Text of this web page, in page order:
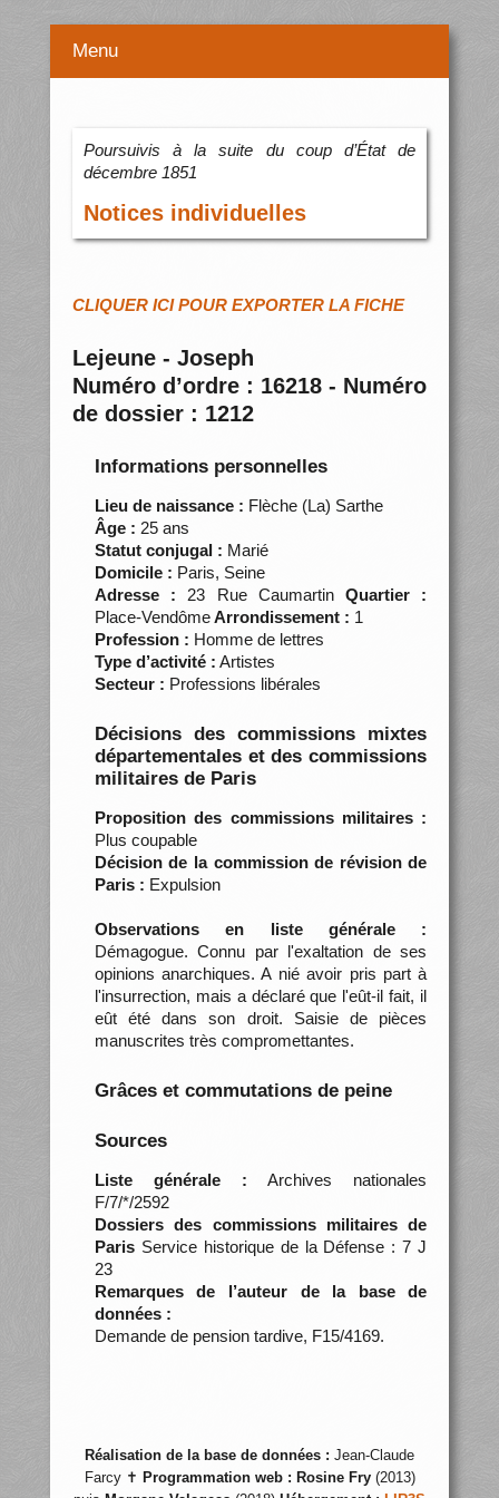
Menu
Poursuivis à la suite du coup d’État de
décembre 1851
Notices individuelles
CLIQUER ICI POUR EXPORTER LA FICHE
Lejeune - Joseph
Numéro d’ordre : 16218 - Numéro
de dossier : 1212
Informations personnelles
Lieu de naissance : Flèche (La) Sarthe
Âge : 25 ans
Statut conjugal : Marié
Domicile : Paris, Seine
Adresse : 23 Rue Caumartin Quartier :
Place-VendômeArrondissement : 1
Profession : Homme de lettres
Type d’activité : Artistes
Secteur : Professions libérales
Décisions des commissions mixtes
départementales et des commissions
militaires de Paris
Proposition des commissions militaires :
Plus coupable
Décision de la commission de révision de
Paris : Expulsion
Observations en liste générale :
Démagogue. Connu par l'exaltation de ses
opinions anarchiques. A nié avoir pris part à
l'insurrection, mais a déclaré que l'eût-il fait, il
eût été dans son droit. Saisie de pièces
manuscrites très compromettantes.
Grâces et commutations de peine
Sources
Liste générale : Archives nationales
F/7/*/2592
Dossiers des commissions militaires de
ParisService historique de la Défense : 7 J
23
Remarques de l’auteur de la base de
données :
Demande de pension tardive, F15/4169.
Réalisation de la base de données : Jean-Claude
Farcy ✝ Programmation web : Rosine Fry(2013)